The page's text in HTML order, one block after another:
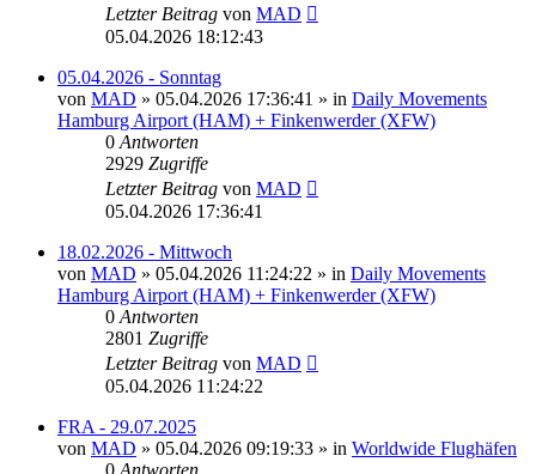
Letzter Beitrag von MAD
05.04.2026 18:12:43
05.04.2026 - Sonntag
von MAD » 05.04.2026 17:36:41 » in Daily Movements
Hamburg Airport (HAM) + Finkenwerder (XFW)
0 Antworten
2929 Zugriffe
Letzter Beitrag von MAD
05.04.2026 17:36:41
18.02.2026 - Mittwoch
von MAD » 05.04.2026 11:24:22 » in Daily Movements
Hamburg Airport (HAM) + Finkenwerder (XFW)
0 Antworten
2801 Zugriffe
Letzter Beitrag von MAD
05.04.2026 11:24:22
FRA - 29.07.2025
von MAD » 05.04.2026 09:19:33 » in Worldwide Flughäfen
0 Antworten